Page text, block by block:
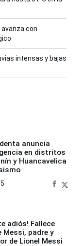
avanza con
intensas y bajas
anuncia
en distritos
y Huancavelica
adiós! Fallece
Messi, padre y
de Lionel Messi